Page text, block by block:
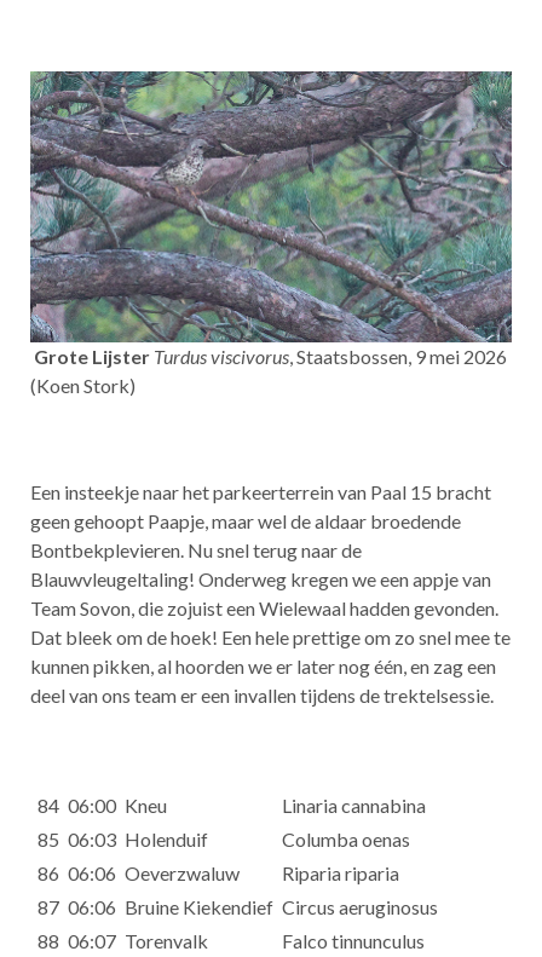
Grote Lijster Turdus viscivorus , Staatsbossen, 9 mei 2026
(Koen Stork)
Een insteekje naar het parkeerterrein van Paal 15 bracht
geen gehoopt Paapje, maar wel de aldaar broedende
Bontbekplevieren. Nu snel terug naar de
Blauwvleugeltaling! Onderweg kregen we een appje van
Team Sovon, die zojuist een Wielewaal hadden gevonden.
Dat bleek om de hoek! Een hele prettige om zo snel mee te
kunnen pikken, al hoorden we er later nog één, en zag een
deel van ons team er een invallen tijdens de trektelsessie.
84 06:00 Kneu
Linaria cannabina
85 06:03 Holenduif
Columba oenas
86 06:06 Oeverzwaluw
Riparia riparia
87 06:06 Bruine Kiekendief Circus aeruginosus
88 06:07 Torenvalk
Falco tinnunculus